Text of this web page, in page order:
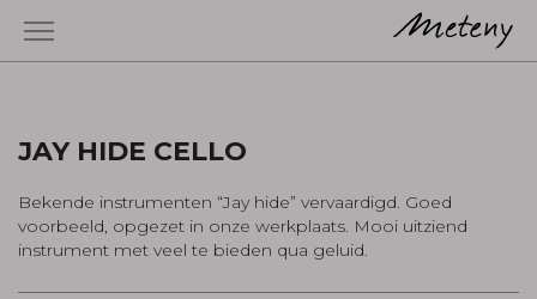
JAY HIDE CELLO
Bekende instrumenten “Jay hide” vervaardigd. Goed
voorbeeld, opgezet in onze werkplaats. Mooi uitziend
instrument met veel te bieden qua geluid.